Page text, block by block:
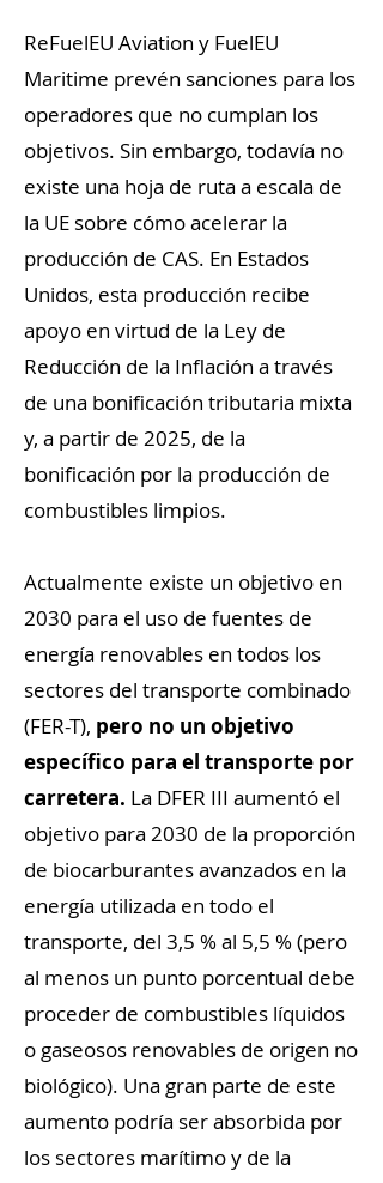
ReFuelEU Aviation y FuelEU
Maritime prevén sanciones para los
operadores que no cumplan los
objetivos. Sin embargo, todavía no
existe una hoja de ruta a escala de
la UE sobre cómo acelerar la
producción de CAS. En Estados
Unidos, esta producción recibe
apoyo en virtud de la Ley de
Reducción de la Inflación a través
de una bonificación tributaria mixta
y, a partir de 2025, de la
bonificación por la producción de
combustibles limpios.
Actualmente existe un objetivo en
2030 para el uso de fuentes de
energía renovables en todos los
sectores del transporte combinado
(FER-T), pero no un objetivo
específico para el transporte por
carretera. La DFER III aumentó el
objetivo para 2030 de la proporción
de biocarburantes avanzados en la
energía utilizada en todo el
transporte, del 3,5 % al 5,5 % (pero
al menos un punto porcentual debe
proceder de combustibles líquidos
o gaseosos renovables de origen no
biológico). Una gran parte de este
aumento podría ser absorbida por
los sectores marítimo y de la